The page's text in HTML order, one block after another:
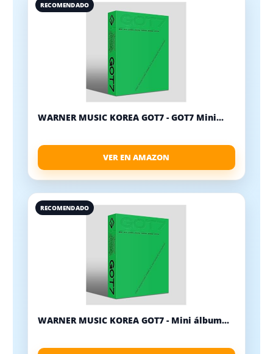
RECOMENDADO
WARNER MUSIC KOREA GOT7 - GOT7 Mini...
VER EN AMAZON
RECOMENDADO
WARNER MUSIC KOREA GOT7 - Mini álbum...